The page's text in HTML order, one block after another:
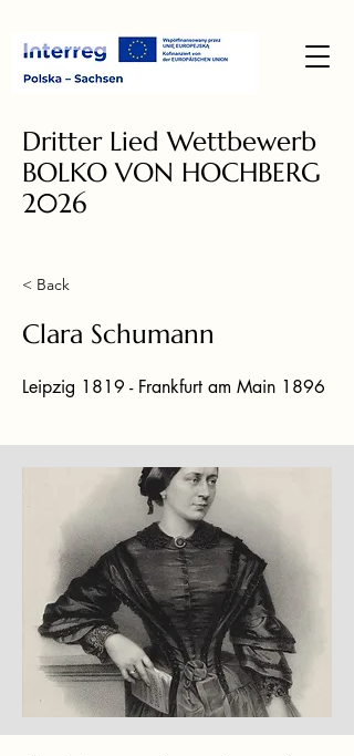
Dritter Lied Wettbewerb
BOLKO VON HOCHBERG
2026
< Back
Clara Schumann
Leipzig 1819 - Frankfurt am Main 1896